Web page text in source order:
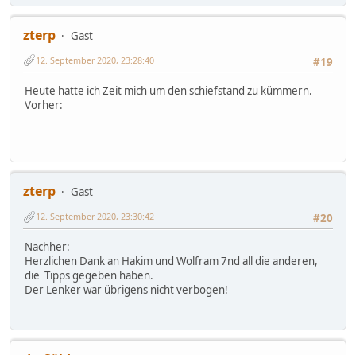
zterp
Gast
#19
12. September 2020, 23:28:40
Heute hatte ich Zeit mich um den schiefstand zu kümmern.
Vorher:
zterp
Gast
#20
12. September 2020, 23:30:42
Nachher:
Herzlichen Dank an Hakim und Wolfram 7nd all die anderen,
die Tipps gegeben haben.
Der Lenker war übrigens nicht verbogen!